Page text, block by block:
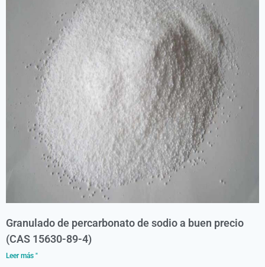
Granulado de percarbonato de sodio a buen precio
(CAS 15630-89-4)
Leer más "